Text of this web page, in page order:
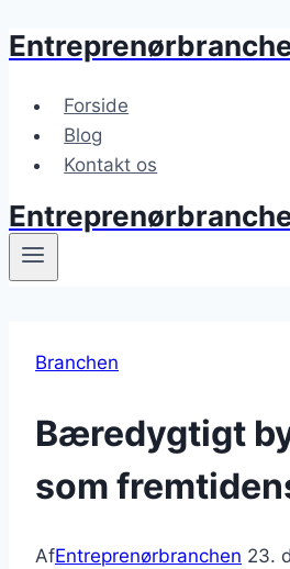
Fortsæt
indholdForside
Blog
Kontakt os
Branchen
Bæredygtigt
som
AfEntreprenørbranchen 23.